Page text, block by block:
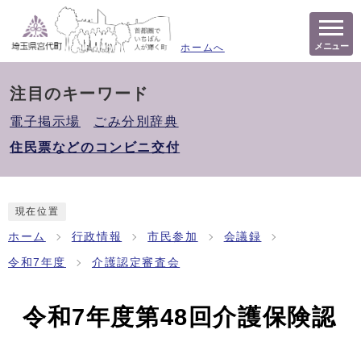
ホームへ メニュー
注目のキーワード
電子掲示場
ごみ分別辞典
住民票などのコンビニ交付
現在位置
ホーム 行政情報 市民参加 会議録
令和7年度 介護認定審査会
令和7年度第48回介護保険認